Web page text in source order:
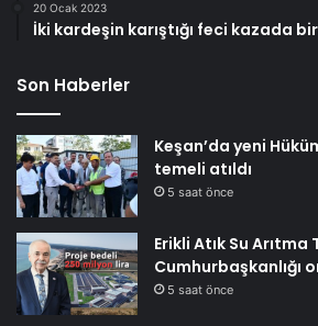
20 Ocak 2023
İki kardeşin karıştığı feci kazada
Son Haberler
Keşan’da yeni
temeli atıldı
5 saat önce
Erikli Atık Su Arıtma
Cumhurbaşkanlığı
5 saat önce